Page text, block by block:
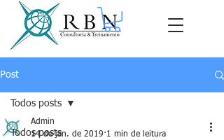
Post
Todos posts
Todos posts
Admin
14 de jan. de 2019 1 min de leitura